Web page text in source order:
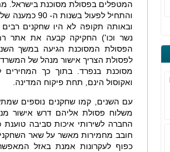
המטפלים בפסולת מסוכנת בישראל.
והתחיל לפעול
ובאותה תקופה לא היו שחקנים
נשר וכו') החקיקה קבעה את אתר
הפסולת המסוכנת הגיעה במשך
לפסולת הצריך אישור מנהל של
מסוכנת בנפרד. בתוך כך
ואקוסול הינם, תחת פיקוח המדינה.
עם השנים, קמו שחקנים נוספים
משלוח פסולת אליהם דרש אישור
החברה לשירותי איכות סביבה
חובב מחמירות מאשר על שאר
כפוף לעקרונות אמנת באזל